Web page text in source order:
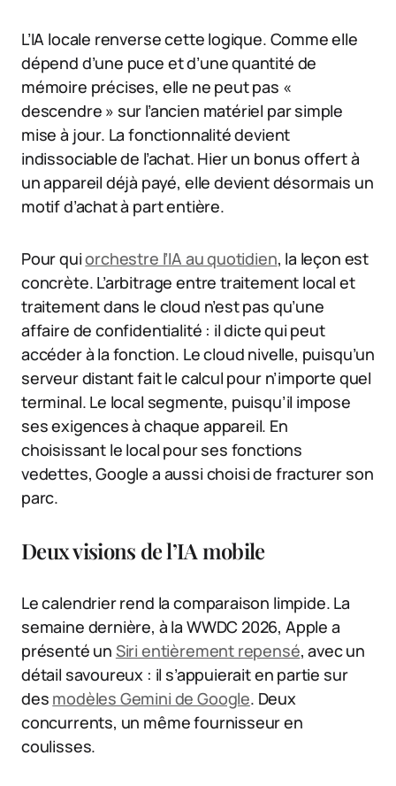
L’IA locale renverse cette logique. Comme elle
dépend d’une puce et d’une quantité de
mémoire précises, elle ne peut pas «
descendre » sur l’ancien matériel par simple
mise à jour. La fonctionnalité devient
indissociable de l’achat. Hier un bonus offert à
un appareil déjà payé, elle devient désormais un
motif d’achat à part entière.
Pour quiorchestre l’IA au quotidien, la leçon est
concrète. L’arbitrage entre traitement local et
traitement dans le cloud n’est pas qu’une
affaire de confidentialité : il dicte qui peut
accéder à la fonction. Le cloud nivelle, puisqu’un
serveur distant fait le calcul pour n’importe quel
terminal. Le local segmente, puisqu’il impose
ses exigences à chaque appareil. En
choisissant le local pour ses fonctions
vedettes, Google a aussi choisi de fracturer son
parc.
Deux visions de l’IA mobile
Le calendrier rend la comparaison limpide. La
semaine dernière, à la WWDC 2026, Apple a
présenté un Siri entièrement repensé, avec un
détail savoureux : il s’appuierait en partie sur
des modèles Gemini de Google. Deux
concurrents, un même fournisseur en
coulisses.